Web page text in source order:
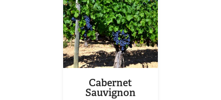
Cabernet
Sauvignon